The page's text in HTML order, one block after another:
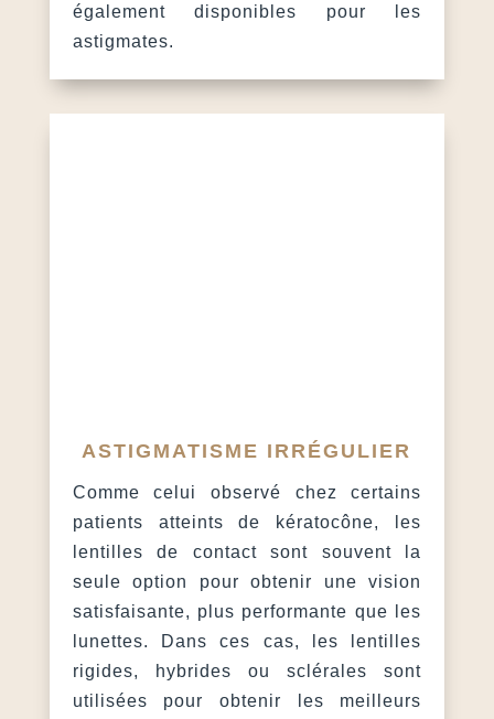
également disponibles pour les
astigmates.
ASTIGMATISME IRRÉGULIER
Comme celui observé chez certains
patients atteints de kératocône, les
lentilles de contact sont souvent la
seule option pour obtenir une vision
satisfaisante, plus performante que les
lunettes. Dans ces cas, les lentilles
rigides, hybrides ou sclérales sont
utilisées pour obtenir les meilleurs